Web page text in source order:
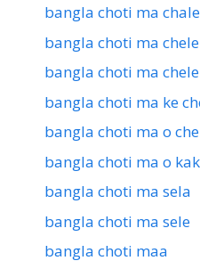
bangla choti ma chale
bangla choti ma chele
bangla choti ma
bangla choti ma ke
bangla choti ma o
bangla choti ma o
bangla choti ma sela
bangla choti ma sele
bangla choti maa